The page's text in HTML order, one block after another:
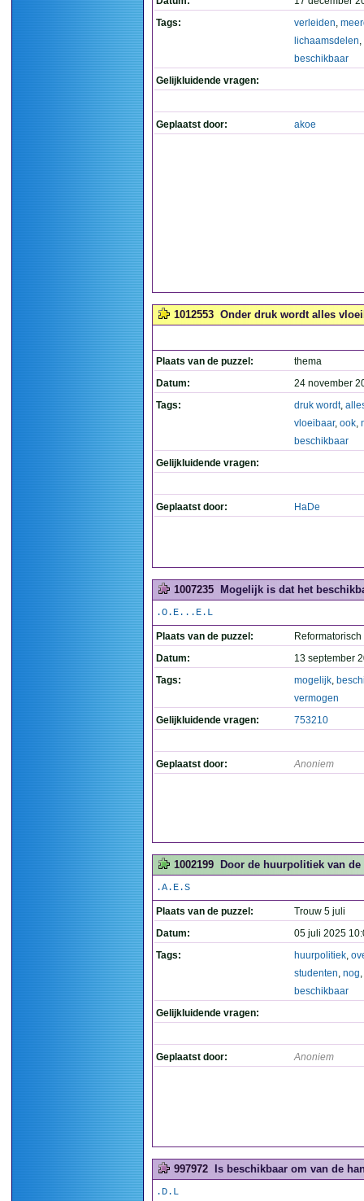
Tags:
verleiden,
lichaamsdelen,
beschikbaar
Gelijkluidende vragen:
Geplaatst door: akoe
1012553 Onder druk wordt alles
Plaats van de puzzel:
thema
Datum:
24 november
Tags:
druk wordt,
vloeibaar, ook,
beschikbaar
Gelijkluidende vragen:
Geplaatst door: HaDe
1007235 Mogelijk is dat het
.O.E...E.L
Plaats van de puzzel:
Datum:
13 september
Tags:
mogelijk,
vermogen
Gelijkluidende vragen:
753210
Geplaatst door: Anoniem
1002199 Door de huurpolitiek van
.A.E.S
Plaats van de puzzel:
Trouw 5 juli
Datum:
05 juli 2025
Tags:
huurpolitiek,
studenten, nog,
beschikbaar
Gelijkluidende vragen:
Geplaatst door: Anoniem
997972 Is beschikbaar om van de
.D.L